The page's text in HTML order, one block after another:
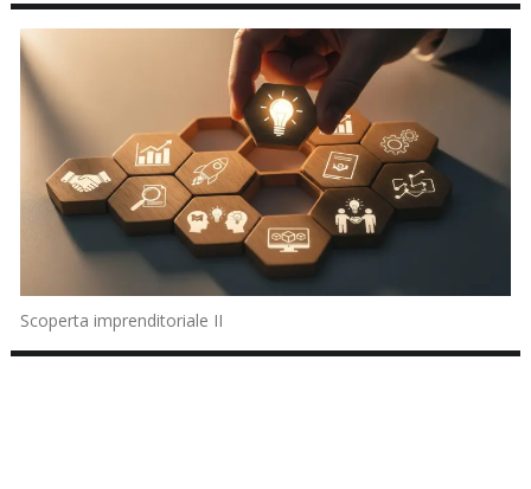
Scoperta imprenditoriale II